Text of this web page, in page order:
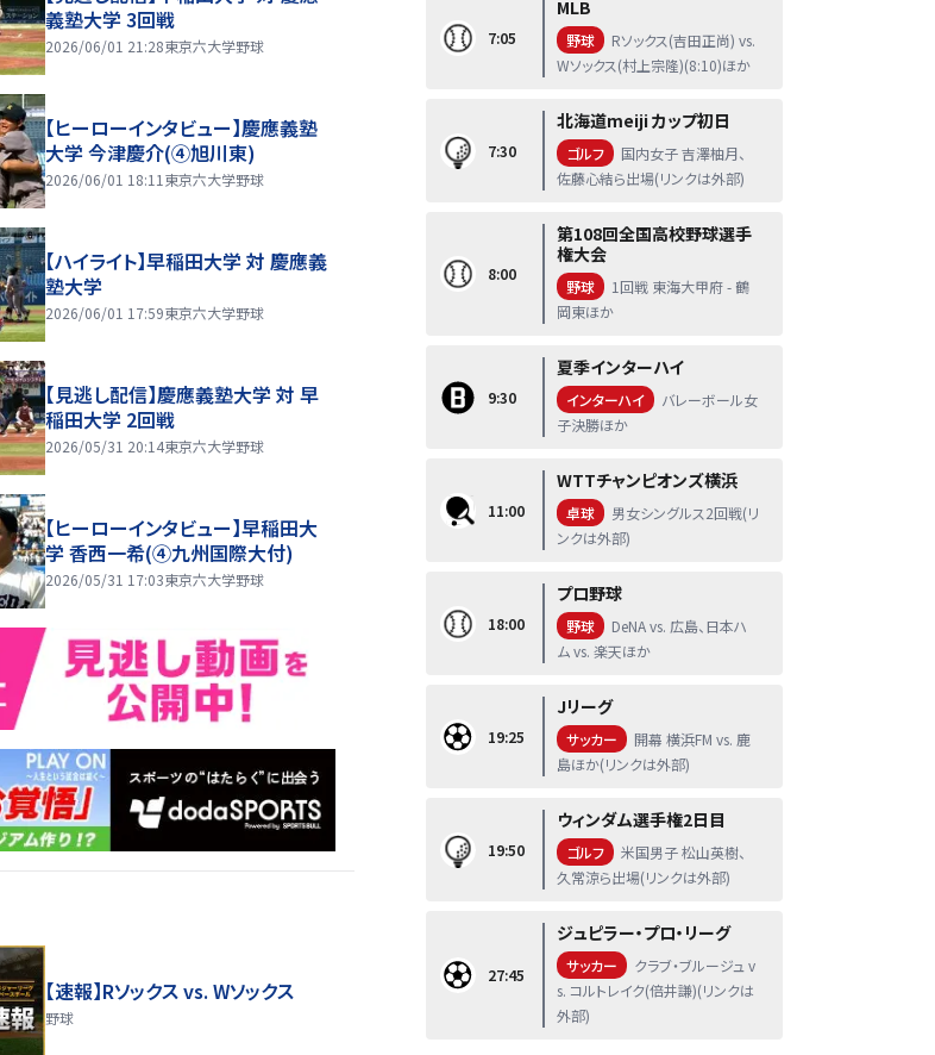
義塾大学 3回戦
2026/06/01 21:28東京六大学野球
【ヒーローインタビュー】慶應義塾
大学 今津慶介(④旭川東)
2026/06/01 18:11 東京六大学野球
【ハイライト】早稲田大学 対 慶應義
塾大学
2026/06/01 17:59東京六大学野球
【見逃し配信】慶應義塾大学 対 早
稲田大学 2回戦
2026/05/31 20:14東京六大学野球
【ヒーローインタビュー】早稲田大
学 香西一希(④九州国際大付)
2026/05/31 17:03東京六大学野球
【速報】Rソックス vs. Wソックス
野球
7:05
MLB
野球
Rソックス(吉田正尚) vs.
Wソックス(村上宗隆)(8:10)ほか
7:30
北海道meiji カップ初日
ゴルフ
国内女子 吉澤柚月、
佐藤心結ら出場(リンクは外部)
8:00
第108回全国高校野球選手
権大会
野球
1回戦 東海大甲府 - 鶴
岡東ほか
9:30
夏季インターハイ
インターハイ
バレーボール女
子決勝ほか
11:00
WTTチャンピオンズ横浜
卓球
男女シングルス2回戦(リ
ンクは外部)
18:00
プロ野球
野球
DeNA vs. 広島、日本ハ
ム vs. 楽天ほか
19:25
Jリーグ
サッカー
開幕 横浜FM vs. 鹿
島ほか(リンクは外部)
19:50
ウィンダム選手権2日目
ゴルフ
米国男子 松山英樹、
久常涼ら出場(リンクは外部)
27:45
ジュピラー・プロ・リーグ
サッカー
クラブ・ブルージュ v
s. コルトレイク(倍井謙)(リンクは
外部)